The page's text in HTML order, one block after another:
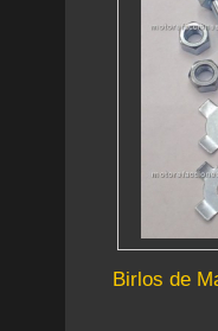
Birlos de